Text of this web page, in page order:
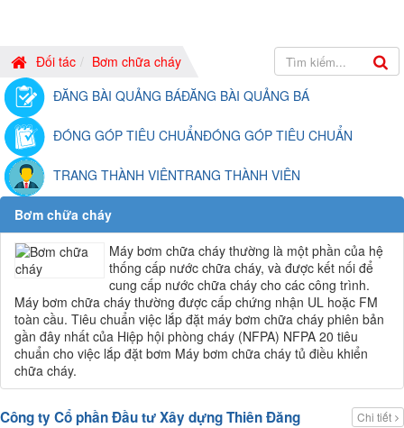
Đối tác
Bơm chữa cháy
ĐĂNG BÀI QUẢNG BÁĐĂNG BÀI QUẢNG BÁ
ĐÓNG GÓP TIÊU CHUẨNĐÓNG GÓP TIÊU CHUẨN
TRANG THÀNH VIÊNTRANG THÀNH VIÊN
Bơm chữa cháy
Máy bơm chữa cháy thường là một phần của hệ
thống cấp nước chữa cháy, và được kết nối để
cung cấp nước chữa cháy cho các công trình.
Máy bơm chữa cháy thường được cấp chứng nhận UL hoặc FM
toàn cầu. Tiêu chuẩn việc lắp đặt máy bơm chữa cháy phiên bản
gần đây nhất của Hiệp hội phòng cháy (NFPA) NFPA 20 tiêu
chuẩn cho việc lắp đặt bơm Máy bơm chữa cháy tủ điều khiển
chữa cháy.
Chi tiết
Công ty Cổ phần Đầu tư Xây dựng Thiên Đăng